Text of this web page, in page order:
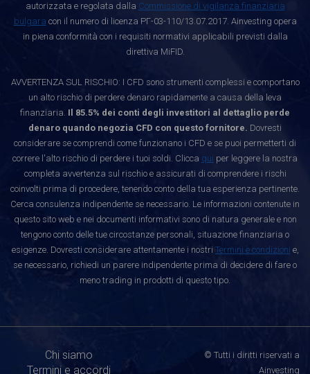
autorizzata e regolata dalla Commissione di vigilanza finanziaria
bulgara con il numero di licenza РГ-03-110/13.07.2017. Ainvesting opera
in piena conformità con i requisiti normativi applicabili previsti dalla
direttiva MiFID.
AVVERTENZA SUL RISCHIO: I CFD sono strumenti complessi e comportano
un alto rischio di perdere denaro rapidamente a causa della leva
finanziaria. Il 85.5% dei conti degli investitori al dettaglio perde
denaro quando negozia CFD con questo fornitore. Dovresti
considerare se comprendi come funzionano i CFD e se puoi permetterti di
correre l'alto rischio di perdere i tuoi soldi. Clicca qui per leggere la nostra
completa avvertenza sul rischio e assicurati di comprendere i rischi
coinvolti prima di procedere, tenendo conto della tua esperienza pertinente.
Cerca consulenza indipendente se necessario. Le informazioni contenute in
questo sito web e nei documenti informativi sono di natura generale e non
tengono conto delle tue circostanze personali, situazione finanziaria o
esigenze. Dovresti considerare attentamente i nostri Termini e condizioni e,
se necessario, richiedi un parere indipendente prima di decidere di fare o
meno trading in prodotti di questo tipo.
Chi siamo
Termini e accordi
© Tutti i diritti riservati a
Ainvesting